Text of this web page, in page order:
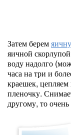
Затем берем
яичной
воду надолго
часа на три и
краешек,
пленочку.
другому, то